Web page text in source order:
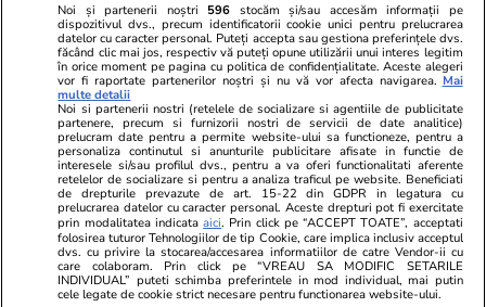
Reportaj
Știri România 19:00
Vacanță vacarm în Cheile
Sohodolului: mititei, motoare și
calcar
Știri România 18:19
Noi și partenerii noștri 596 stocăm și/sau accesăm informații pe
dispozitivul dvs., precum identificatorii cookie unici pentru prelucrarea
datelor cu caracter personal. Puteți accepta sau gestiona preferințele dvs.
făcând clic mai jos, respectiv vă puteți opune utilizării unui interes legitim
în orice moment pe pagina cu politica de confidențialitate. Aceste alegeri
vor fi raportate partenerilor noștri și nu vă vor afecta navigarea. Mai
multe detalii
Noi si partenerii nostri (retelele de socializare si agentiile de publicitate
partenere, precum si furnizorii nostri de servicii de date analitice)
prelucram date pentru a permite website-ului sa functioneze, pentru a
personaliza continutul si anunturile publicitare afisate in functie de
interesele si/sau profilul dvs., pentru a va oferi functionalitati aferente
retelelor de socializare si pentru a analiza traficul pe website. Beneficiati
de drepturile prevazute de art. 15-22 din GDPR in legatura cu
prelucrarea datelor cu caracter personal. Aceste drepturi pot fi exercitate
prin modalitatea indicataaici. Prin click pe “ACCEPT TOATE”, acceptati
folosirea tuturor Tehnologiilor de tip Cookie, care implica inclusiv acceptul
dvs. cu privire la stocarea/accesarea informatiilor de catre Vendor-ii cu
care colaboram. Prin click pe “VREAU SA MODIFIC SETARILE
INDIVIDUAL” puteti schimba preferintele in mod individual, mai putin
cele legate de cookie strict necesare pentru functionarea website-ului.